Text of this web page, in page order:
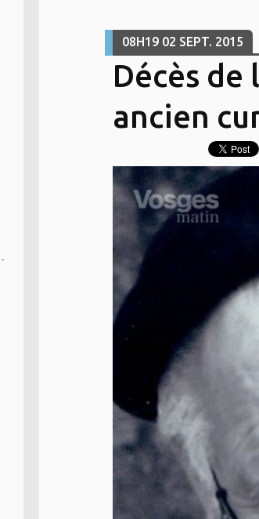
08H19 02 SEPT. 2015
Décès
ancien